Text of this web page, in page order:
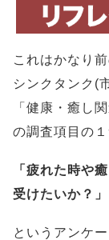
これはかなり
シンクタンク(
「健康・癒し
の調査項目の１
「疲れた時や
受けたいか？」
というアンケ